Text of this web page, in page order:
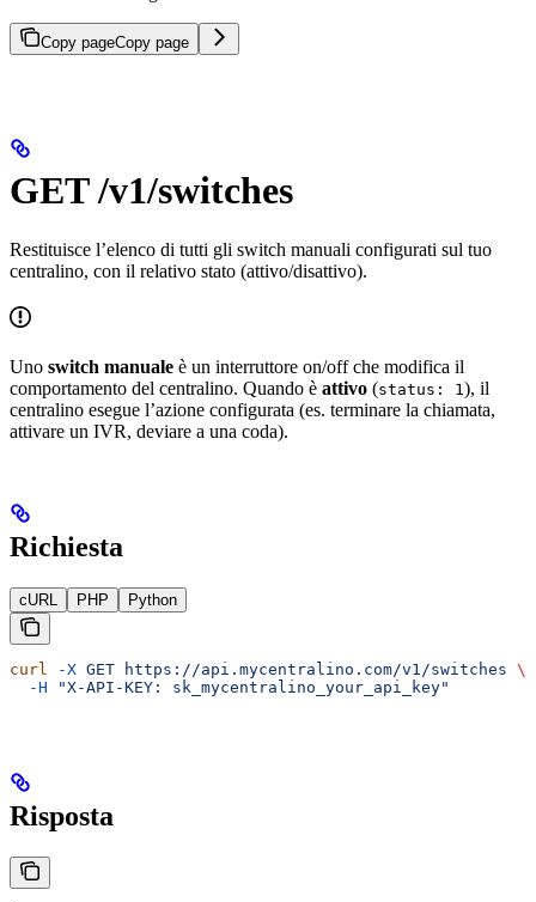
Copy pageCopy page
GET /v1/switches
Restituisce l’elenco di tutti gli switch manuali configurati sul tuo
centralino, con il relativo stato (attivo/disattivo).
Uno switch manuale è un interruttore on/off che modifica il
comportamento del centralino. Quando è attivo (status: 1 ), il
centralino esegue l’azione configurata (es. terminare la chiamata,
attivare un IVR, deviare a una coda).
Richiesta
cURL PHP Python
curl -X GET https://api.mycentralino.com/v1/switches \
  -H
"X-API-KEY: sk_mycentralino_your_api_key"
Risposta